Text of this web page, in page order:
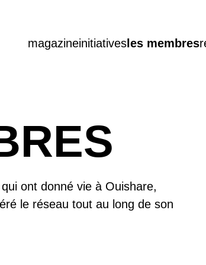
magazineinitiativesles membres
ont donné vie à Ouishare,
le réseau tout au long de son